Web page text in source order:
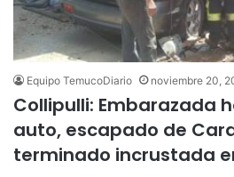
Equipo TemucoDiario noviembre 20,
Collipulli: Embarazada
auto, escapado de
terminado incrustada